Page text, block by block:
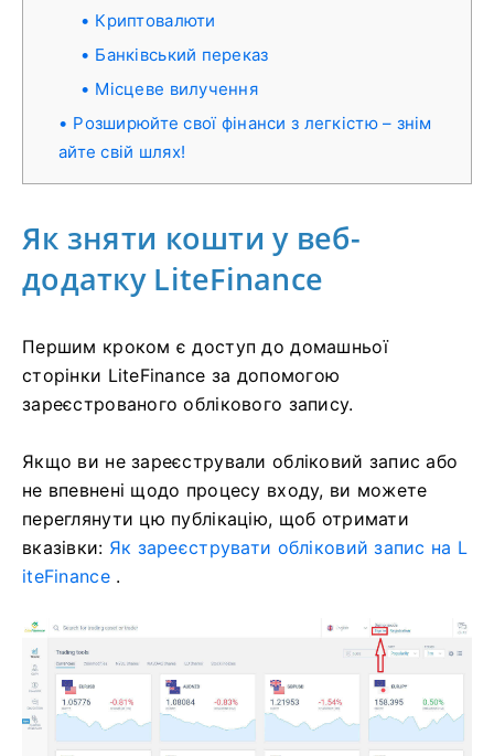
Криптовалюти
Банківський переказ
Місцеве вилучення
Розширюйте свої фінанси з легкістю – знім
айте свій шлях!
Як зняти кошти у веб-
додатку LiteFinance
Першим кроком є ​​доступ до домашньої
сторінки LiteFinance за допомогою
зареєстрованого облікового запису.
Якщо ви не зареєстрували обліковий запис або
не впевнені щодо процесу входу, ви можете
переглянути цю публікацію, щоб отримати
вказівки: Як зареєструвати обліковий запис на L
iteFinance.